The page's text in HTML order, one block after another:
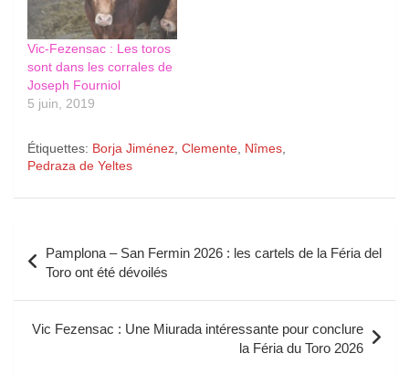
Vic-Fezensac : Les toros
sont dans les corrales de
Joseph Fourniol
5 juin, 2019
Étiquettes: Borja Jiménez Clemente Nîmes
Pedraza de Yeltes
de
l’article
Pamplona – San Fermin 2026 : les cartels de la Féria del
Toro ont été dévoilés
Vic Fezensac : Une Miurada intéressante pour conclure
la Féria du Toro 2026